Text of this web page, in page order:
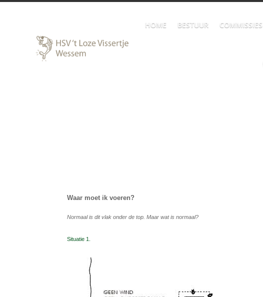
HOME BESTUUR COMMISSIES
Waar moet ik voeren?
Normaal is dit vlak onder de top. Maar wat is normaal?
Situatie 1.